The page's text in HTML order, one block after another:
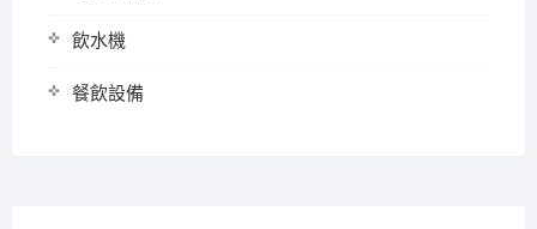
飲水機
餐飲設備